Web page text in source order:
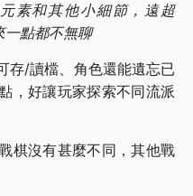
素和其他小細節，遠超
一點都不無聊
存/讀檔、角色還能遺忘已
，好讓玩家探索不同流派
棋沒有甚麼不同，其他戰